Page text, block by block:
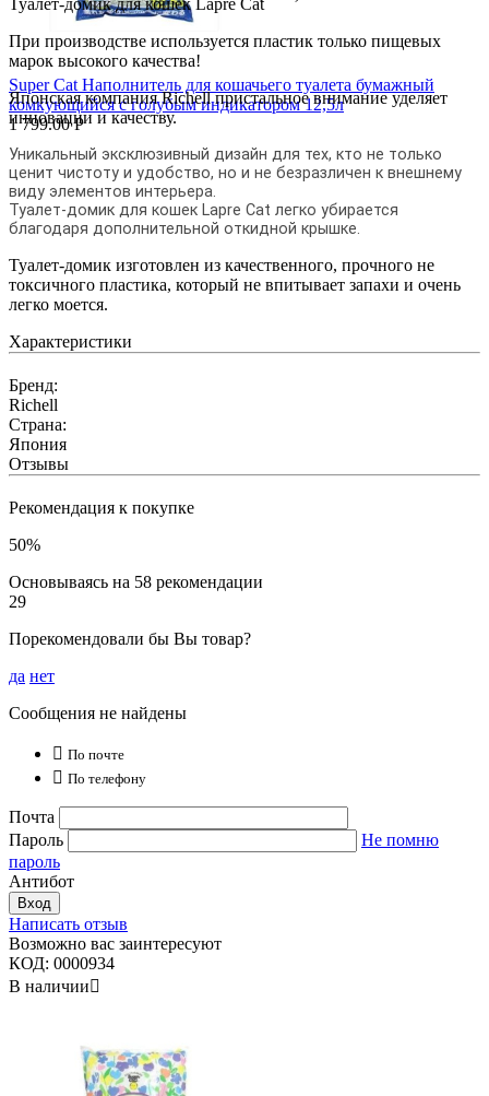
Super Cat Наполнитель для кошачьего туалета бумажный
комкующийся с голубым индикатором 12,5л
1 799.00 Р
Туалет-домик для кошек Lapre Cat
При производстве используется пластик только пищевых
марок высокого качества!
Японская компания Richell пристальное внимание уделяет
инновации и качеству.
Уникальный эксклюзивный дизайн для тех, кто не только
ценит чистоту и удобство, но и не безразличен к внешнему
виду элементов интерьера.
Туалет-домик для кошек Lapre Cat легко убирается
благодаря дополнительной откидной крышке.
Туалет-домик изготовлен из качественного, прочного не
токсичного пластика, который не впитывает запахи и очень
легко моется.
Характеристики
Бренд:
Richell
Страна:
Япония
Отзывы
Рекомендация к покупке
50%
Основываясь на 58 рекомендации
29
Порекомендовали бы Вы товар?
да нет
Сообщения не найдены
 По почте
 По телефону
Почта
Пароль
Не помню
пароль
Антибот
Вход
Написать отзыв
Возможно вас заинтересуют
КОД: 0000934
В наличии